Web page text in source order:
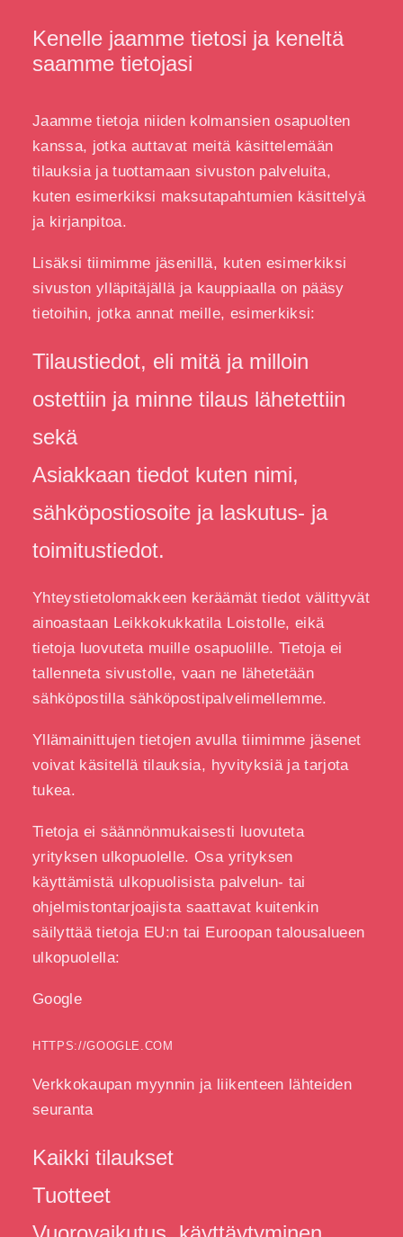
Kenelle jaamme tietosi ja keneltä
saamme tietojasi
Jaamme tietoja niiden kolmansien osapuolten
kanssa, jotka auttavat meitä käsittelemään
tilauksia ja tuottamaan sivuston palveluita,
kuten esimerkiksi maksutapahtumien käsittelyä
ja kirjanpitoa.
Lisäksi tiimimme jäsenillä, kuten esimerkiksi
sivuston ylläpitäjällä ja kauppiaalla on pääsy
tietoihin, jotka annat meille, esimerkiksi:
Tilaustiedot, eli mitä ja milloin
ostettiin ja minne tilaus lähetettiin
sekä
Asiakkaan tiedot kuten nimi,
sähköpostiosoite ja laskutus- ja
toimitustiedot.
Yhteystietolomakkeen keräämät tiedot välittyvät
ainoastaan Leikkokukkatila Loistolle, eikä
tietoja luovuteta muille osapuolille. Tietoja ei
tallenneta sivustolle, vaan ne lähetetään
sähköpostilla sähköpostipalvelimellemme.
Yllämainittujen tietojen avulla tiimimme jäsenet
voivat käsitellä tilauksia, hyvityksiä ja tarjota
tukea.
Tietoja ei säännönmukaisesti luovuteta
yrityksen ulkopuolelle. Osa yrityksen
käyttämistä ulkopuolisista palvelun- tai
ohjelmistontarjoajista saattavat kuitenkin
säilyttää tietoja EU:n tai Euroopan talousalueen
ulkopuolella:
Google
HTTPS://GOOGLE.COM
Verkkokaupan myynnin ja liikenteen lähteiden
seuranta
Kaikki tilaukset
Tuotteet